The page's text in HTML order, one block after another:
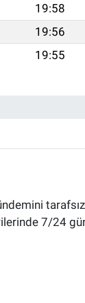
19:58
19:56
19:55
7/24